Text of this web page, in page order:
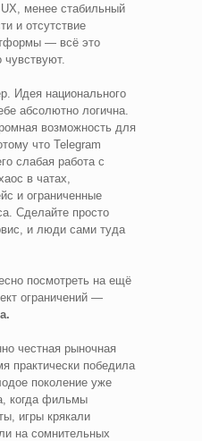
менее стабильный
и отсутствие
— всё это
чувствуют.
Идея национального
абсолютно логична.
возможность для
что Telegram
слабая работа с
в чатах,
и ограниченные
Сделайте просто
и люди сами туда
посмотреть на ещё
ограничений —
честная рыночная
практически победила
поколение уже
когда фильмы
игры крякали
на сомнительных